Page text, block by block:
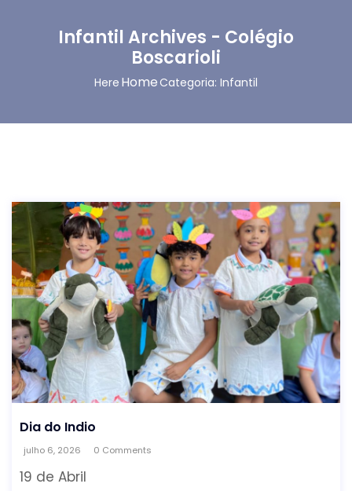
Infantil Archives - Colégio
Boscarioli
Here Home Categoria: Infantil
Dia do Indio
julho 6, 2026 0 Comments
19 de Abril